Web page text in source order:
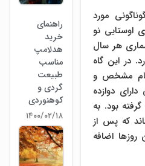
مورد
اوستایی نو
هر سال
ماه ۳۰ روز دارد. در این گاه
هر ۳۰ روز دارای ۳۰ نام مشخص و
دوازده
بود. به
که پس از
روزها اضافه
راهنمای
خرید
هدلامپ
مناسب
طبیعت
گردی و
کوهنوردی
۱۴۰۰/۰۲/۱۸